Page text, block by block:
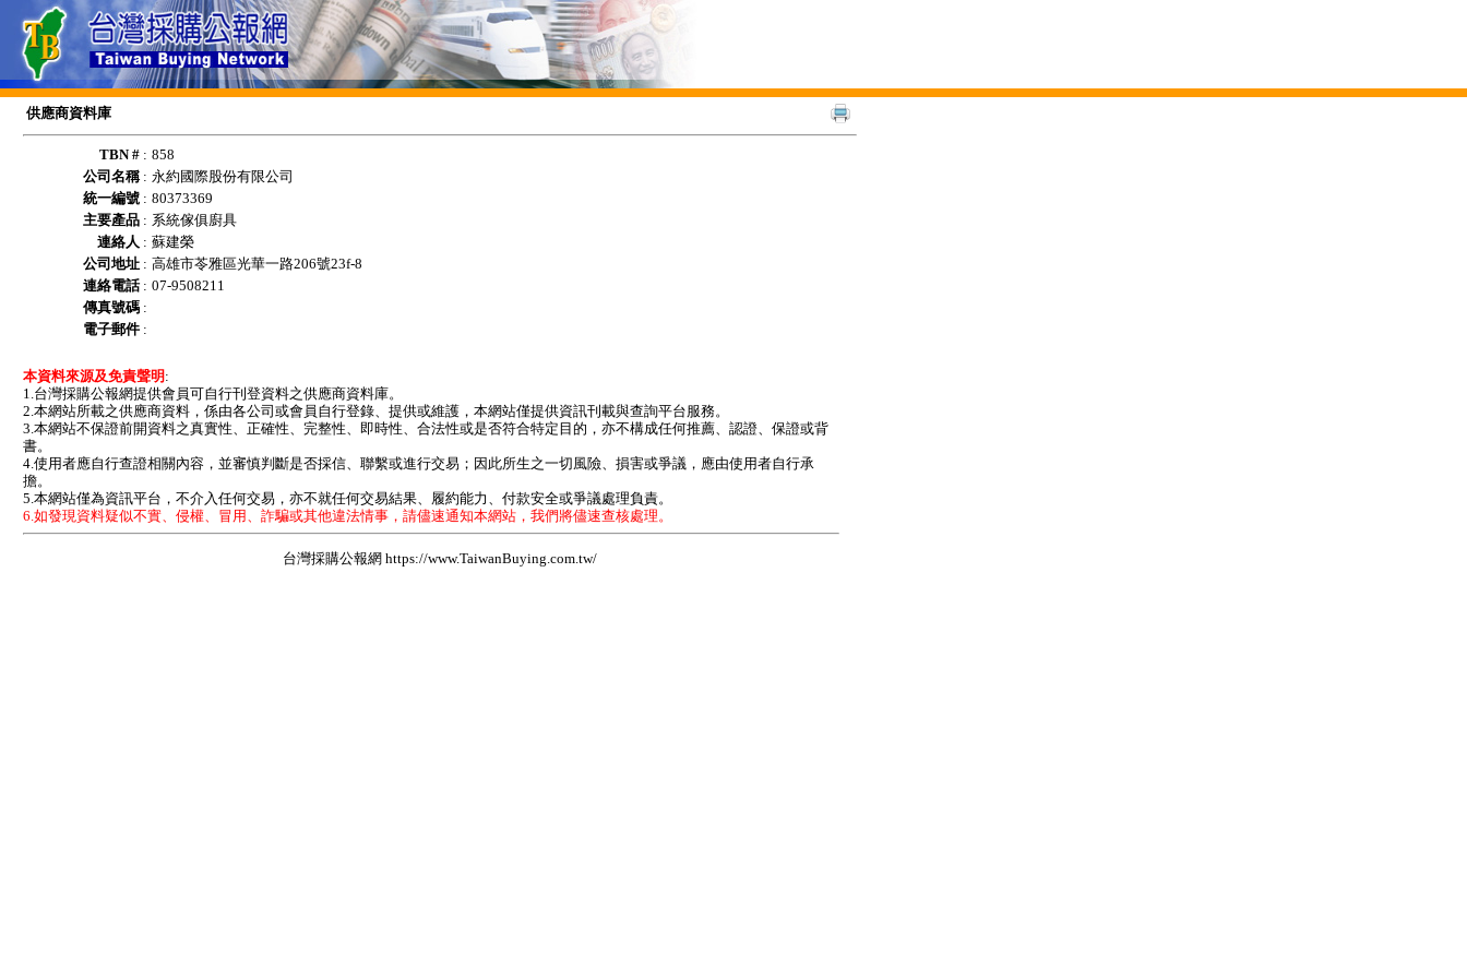
供應商資料庫
TBN # : 858
公司名稱: 永約國際股份有限公司
統一編號 : 80373369
主要產品 : 系統傢俱廚具
連絡人 : 蘇建榮
公司地址 : 高雄市苓雅區光華一路206號23f-8
連絡電話: 07-9508211
傳真號碼 :
電子郵件 :
本資料來源及免責聲明 :
1.台灣採購公報網提供會員可自行刊登資料之供應商資料庫。
2.本網站所載之供應商資料，係由各公司或會員自行登錄、提供或維護，本網站僅提供資訊刊載與查詢平台服務。
3.本網站不保證前開資料之真實性、正確性、完整性、即時性、合法性或是否符合特定目的，亦不構成任何推薦、認證、保證或背
書。
4.使用者應自行查證相關內容，並審慎判斷是否採信、聯繫或進行交易；因此所生之一切風險、損害或爭議，應由使用者自行承
擔。
5.本網站僅為資訊平台，不介入任何交易，亦不就任何交易結果、履約能力、付款安全或爭議處理負責。
6.如發現資料疑似不實、侵權、冒用、詐騙或其他違法情事，請儘速通知本網站，我們將儘速查核處理。
台灣採購公報網 https://www.TaiwanBuying.com.tw/